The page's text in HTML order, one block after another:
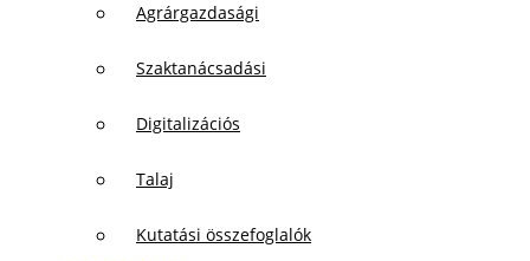
Agrárgazdasági
Szaktanácsadási
Digitalizációs
Talaj
Kutatási összefoglalók